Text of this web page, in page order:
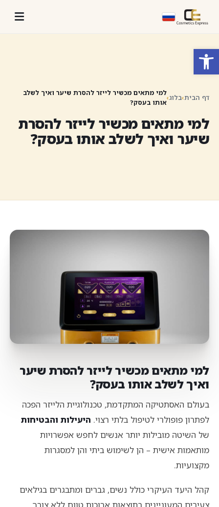
פתח סרגל נגישות
דף הבית›בלוג›
למי מתאים מכשיר לייזר להסרת שיער ואיך לשלב
אותו בעסק?
למי מתאים מכשיר לייזר להסרת
שיער ואיך לשלב אותו בעסק?
למי מתאים מכשיר לייזר להסרת שיער
ואיך לשלב אותו בעסק?
בעולם האסתטיקה המתקדמת, טכנולוגיית הלייזר הפכה
לפתרון פופולרי לטיפול בלתי רצוי. היעילות והבטיחות
של השיטה מובילות יותר אנשים לחפש אפשרויות
מותאמות אישית – הן לשימוש ביתי והן למסגרות
מקצועיות.
קהל היעד העיקרי כולל נשים, גברים ומתבגרים בגילאים